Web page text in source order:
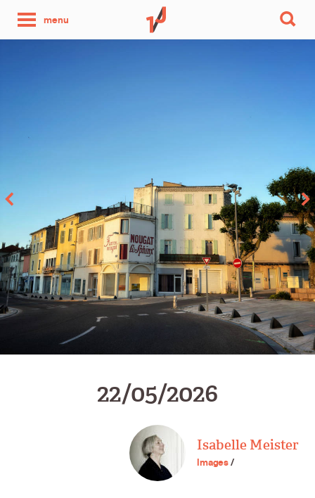
menu
photo
22/05/2026
Isabelle Meister
Images/